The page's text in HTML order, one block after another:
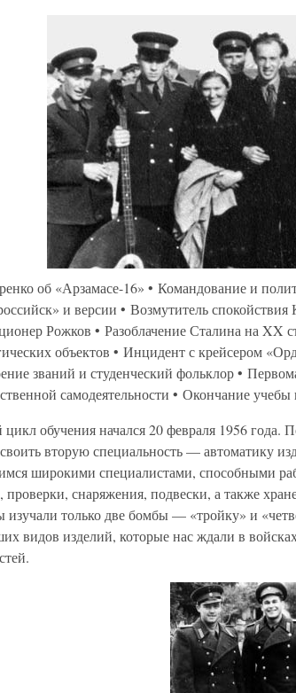
об «Арзамасе-16» • Командование и
и версии • Возмутитель
Рожков • Разоблачение Сталина на XX
объектов • Инцидент с крейсером
званий и студенческий фольклор •
самодеятельности • Окончание
цикл обучения начался 20 февраля 1956
вторую специальность — автоматику
широкими специалистами, способными
проверки, снаряжения, подвески, а также
изучали только две бомбы — «тройку» и
видов изделий, которые нас ждали в